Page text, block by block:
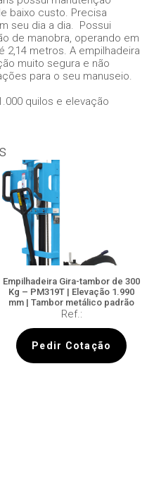
baixo custo. Precisa
seu dia a dia. Possui
de manobra, operando em
metros. A empilhadeira
muito segura e não
para o seu manuseio.
quilos e elevação
Empilhadeira Gira-tambor de 300
Kg – PM319T | Elevação 1.990
mm | Tambor metálico padrão
Ref.:
Pedir Cotação